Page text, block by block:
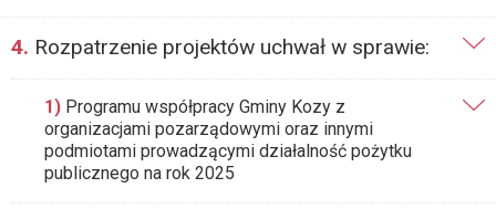
4. Rozpatrzenie projektów uchwał w sprawie:
1) Programu współpracy Gminy Kozy z
organizacjami pozarządowymi oraz innymi
podmiotami prowadzącymi działalność pożytku
publicznego na rok 2025